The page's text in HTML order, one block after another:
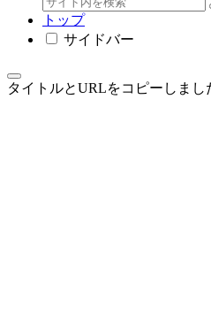
トップ
サイドバー
タイトルとURLをコピーしまし